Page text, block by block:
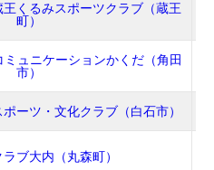
くるみスポーツクラブ（蔵王
町）
ュニケーションかくだ（角田
市）
ーツ・文化クラブ（白石市）
ブ大内（丸森町）